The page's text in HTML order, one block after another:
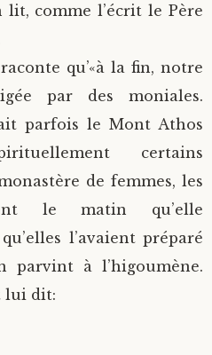
comme l’écrit le Père
qu’«à la fin, notre
par des moniales.
parfois le Mont Athos
certains
de femmes, les
le matin qu’elle
l’avaient préparé
parvint à l’higoumène.
lui dit: